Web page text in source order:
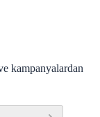
kampanyalardan